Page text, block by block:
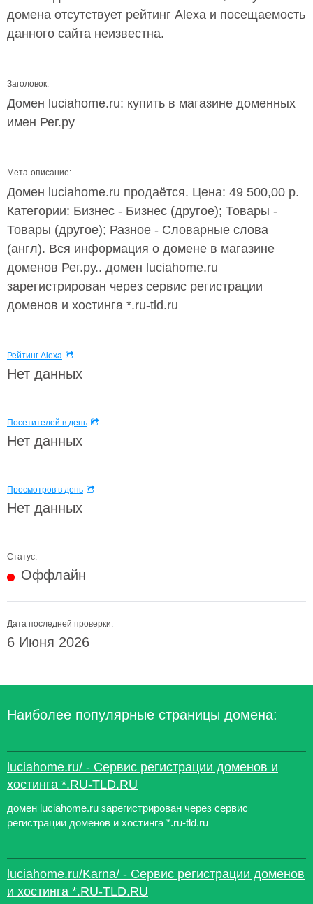
домена отсутствует рейтинг Alexa и посещаемость
данного сайта неизвестна.
Заголовок:
Домен luciahome.ru: купить в магазине доменных
имен Рег.ру
Мета-описание:
Домен luciahome.ru продаётся. Цена: 49 500,00 р.
Категории: Бизнес - Бизнес (другое); Товары -
Товары (другое); Разное - Словарные слова
(англ). Вся информация о домене в магазине
доменов Рег.ру.. домен luciahome.ru
зарегистрирован через сервис регистрации
доменов и хостинга *.ru-tld.ru
Рейтинг Alexa
Нет данных
Посетителей в день
Нет данных
Просмотров в день
Нет данных
Статус:
Оффлайн
Дата последней проверки:
6 Июня 2026
Наиболее популярные страницы домена:
luciahome.ru/ - Сервис регистрации доменов и
хостинга *.RU-TLD.RU
домен luciahome.ru зарегистрирован через сервис
регистрации доменов и хостинга *.ru-tld.ru
luciahome.ru/Karna/ - Сервис регистрации доменов
и хостинга *.RU-TLD.RU